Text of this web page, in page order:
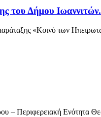
του Δήμου Ιωαννιτών.
«Κοινό των
Περιφερειακή Ενότητα